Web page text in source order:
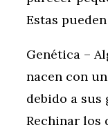
Estas
Genética –
nacen con
debido a sus
Rechinar los